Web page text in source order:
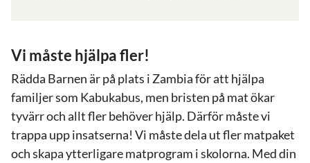
Vi måste hjälpa fler!
Rädda Barnen är på plats i Zambia för att hjälpa
familjer som Kabukabus, men bristen på mat ökar
tyvärr och allt fler behöver hjälp. Därför måste vi
trappa upp insatserna! Vi måste dela ut fler matpaket
och skapa ytterligare matprogram i skolorna. Med din